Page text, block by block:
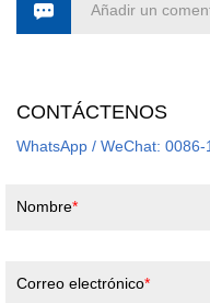
Añadir un
CONTÁCTENOS
WhatsApp / WeChat:
Nombre
Correo electrónico